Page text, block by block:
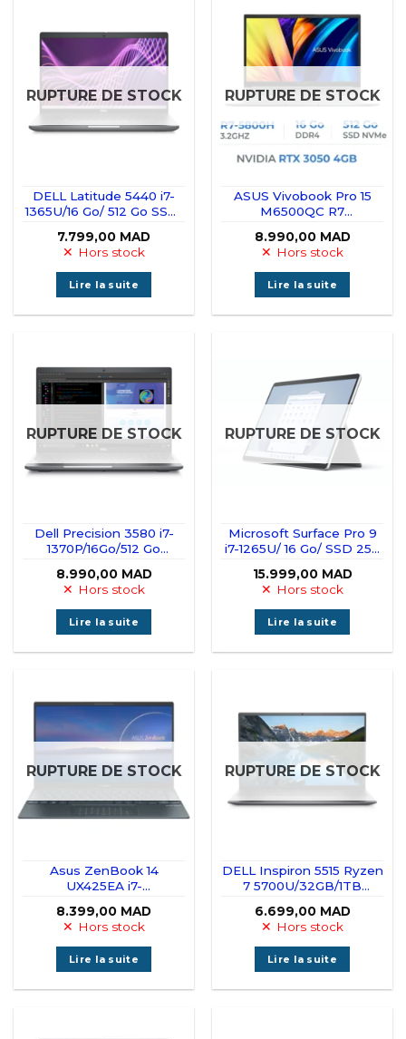
RUPTURE DE STOCK
DELL Latitude 5440 i7-
1365U/16 Go/ 512 Go SSD/
7.799,00 MAD
Hors stock
Lire la suite
RUPTURE DE STOCK
ASUS Vivobook Pro 15
M6500QC R7
SSD/RTX 3050/15.6″ FHD
8.990,00 MAD
Hors stock
Lire la suite
RUPTURE DE STOCK
Dell Precision 3580 i7-
1370P/16Go/512 Go
8.990,00 MAD
Hors stock
Lire la suite
RUPTURE DE STOCK
Microsoft Surface Pro 9
i7-1265U/ 16 Go/ SSD 256
15.999,00 MAD
Hors stock
Lire la suite
RUPTURE DE STOCK
Asus ZenBook 14
UX425EA i7-
8.399,00 MAD
Hors stock
Lire la suite
RUPTURE DE STOCK
DELL Inspiron 5515 Ryzen
7 5700U/32GB/1TB
6.699,00 MAD
Hors stock
Lire la suite